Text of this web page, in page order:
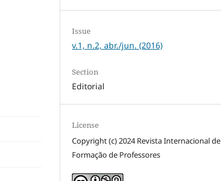
Issue
v.1, n.2, abr./jun. (2016)
Section
Editorial
License
Copyright (c) 2024 Revista Internacional de
Formação de Professores